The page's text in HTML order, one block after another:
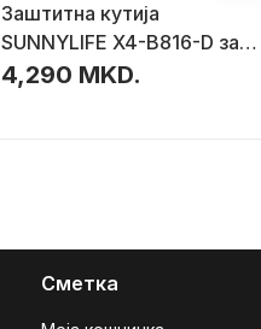
Заштитна кутија
SUNNYLIFE X4-B816-D за
Insta360 X4, отпорна на
4,290 MKD.
Сметка